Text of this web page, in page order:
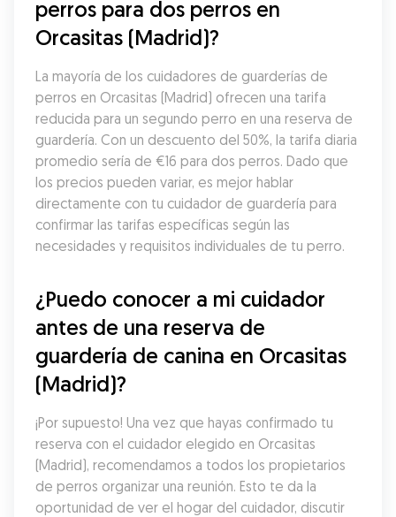
perros para dos perros en
Orcasitas (Madrid)?
La mayoría de los cuidadores de guarderías de
perros en Orcasitas (Madrid) ofrecen una tarifa
reducida para un segundo perro en una reserva de
guardería. Con un descuento del 50%, la tarifa diaria
promedio sería de €16 para dos perros. Dado que
los precios pueden variar, es mejor hablar
directamente con tu cuidador de guardería para
confirmar las tarifas específicas según las
necesidades y requisitos individuales de tu perro.
¿Puedo conocer a mi cuidador
antes de una reserva de
guardería de canina en Orcasitas
(Madrid)?
¡Por supuesto! Una vez que hayas confirmado tu
reserva con el cuidador elegido en Orcasitas
(Madrid), recomendamos a todos los propietarios
de perros organizar una reunión. Esto te da la
oportunidad de ver el hogar del cuidador, discutir